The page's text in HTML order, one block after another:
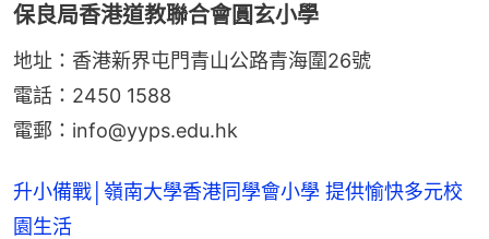
保良局香港道教聯合會圓玄小學
地址：香港新界屯門青山公路青海圍26號
電話：2450 1588
電郵：info@yyps.edu.hk
升小備戰│嶺南大學香港同學會小學 提供愉快多元校
園生活